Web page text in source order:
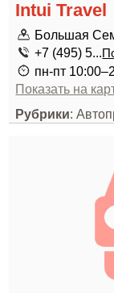
Intui Travel
Большая
+7 (495) 5...
пн-пт
Показать на
Рубрики: